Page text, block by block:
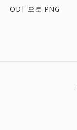
ODT 으로 PNG